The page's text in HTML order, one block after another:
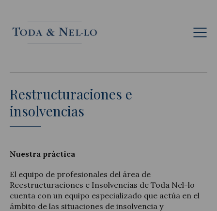
Esp
Restructuraciones e
insolvencias
Nuestra práctica
El equipo de profesionales del área de
Reestructuraciones e Insolvencias de Toda Nel-lo
cuenta con un equipo especializado que actúa en el
ámbito de las situaciones de insolvencia y